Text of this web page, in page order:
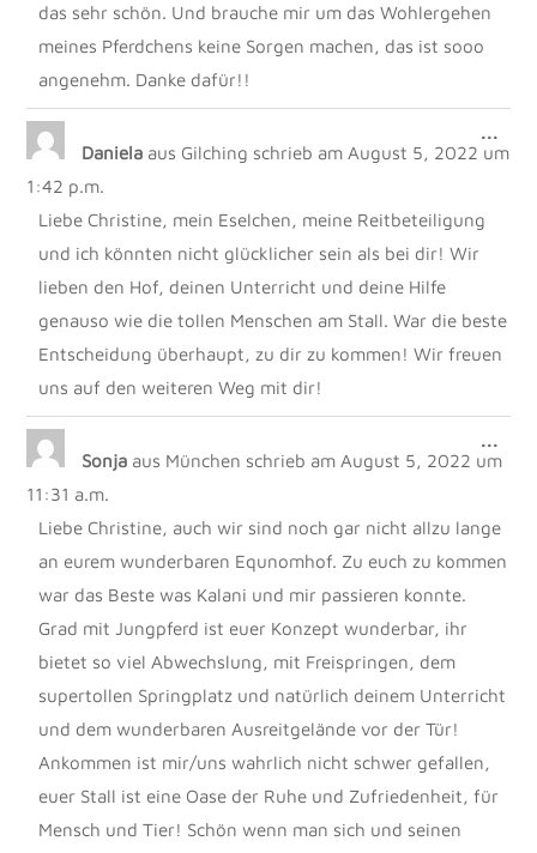
das sehr schön. Und brauche mir um das Wohlergehen
meines Pferdchens keine Sorgen machen, das ist sooo
angenehm. Danke dafür!!
Daniela aus Gilching schrieb am August 5, 2022 um
1:42 p.m.
Liebe Christine, mein Eselchen, meine Reitbeteiligung
und ich könnten nicht glücklicher sein als bei dir! Wir
lieben den Hof, deinen Unterricht und deine Hilfe
genauso wie die tollen Menschen am Stall. War die beste
Entscheidung überhaupt, zu dir zu kommen! Wir freuen
uns auf den weiteren Weg mit dir!
...
Sonja aus München schrieb am August 5, 2022 um
11:31 a.m.
Liebe Christine, auch wir sind noch gar nicht allzu lange
an eurem wunderbaren Equnomhof. Zu euch zu kommen
war das Beste was Kalani und mir passieren konnte.
Grad mit Jungpferd ist euer Konzept wunderbar, ihr
bietet so viel Abwechslung, mit Freispringen, dem
supertollen Springplatz und natürlich deinem Unterricht
und dem wunderbaren Ausreitgelände vor der Tür!
Ankommen ist mir/uns wahrlich nicht schwer gefallen,
euer Stall ist eine Oase der Ruhe und Zufriedenheit, für
Mensch und Tier! Schön wenn man sich und seinen
...